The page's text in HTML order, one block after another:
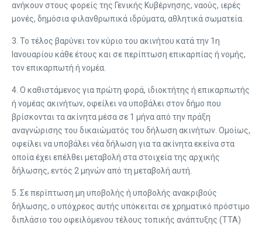
ανήκουν στους φορείς της Γενικής Κυβέρνησης, ναούς, ιερές
μονές, δημόσια φιλανθρωπικά ιδρύματα, αθλητικά σωματεία.
3. Το τέλος βαρύνει τον κύριο του ακινήτου κατά την 1η
Ιανουαρίου κάθε έτους και σε περίπτωση επικαρπίας ή νομής,
τον επικαρπωτή ή νομέα.
4. Ο καθιστάμενος για πρώτη φορά, ιδιοκτήτης ή επικαρπωτής
ή νομέας ακινήτων, οφείλει να υποβάλει στον δήμο που
βρίσκονται τα ακίνητα μέσα σε 1 μήνα από την πράξη
αναγνώρισης του δικαιώματός του δήλωση ακινήτων. Ομοίως,
οφείλει να υποβάλει νέα δήλωση για τα ακίνητα εκείνα στα
οποία έχει επέλθει μεταβολή στα στοιχεία της αρχικής
δήλωσης, εντός 2 μηνών από τη μεταβολή αυτή.
5. Σε περίπτωση μη υποβολής ή υποβολής ανακριβούς
δήλωσης, ο υπόχρεος αυτής υπόκειται σε χρηματικό πρόστιμο
διπλάσιο του οφειλόμενου τέλους τοπικής ανάπτυξης (ΤΤΑ)